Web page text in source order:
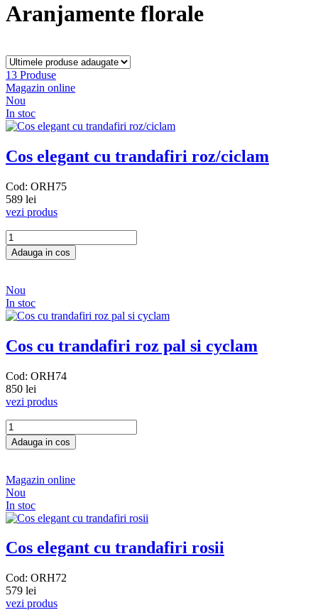
Aranjamente florale
13 Produse
Magazin online
Nou
In stoc
Cos elegant cu trandafiri roz/ciclam
Cod: ORH75
589 lei
vezi produs
Nou
In stoc
Cos cu trandafiri roz pal si cyclam
Cod: ORH74
850 lei
vezi produs
Magazin online
Nou
In stoc
Cos elegant cu trandafiri rosii
Cod: ORH72
579 lei
vezi produs